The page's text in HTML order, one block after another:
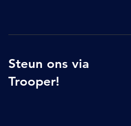
Steun ons via
Trooper!